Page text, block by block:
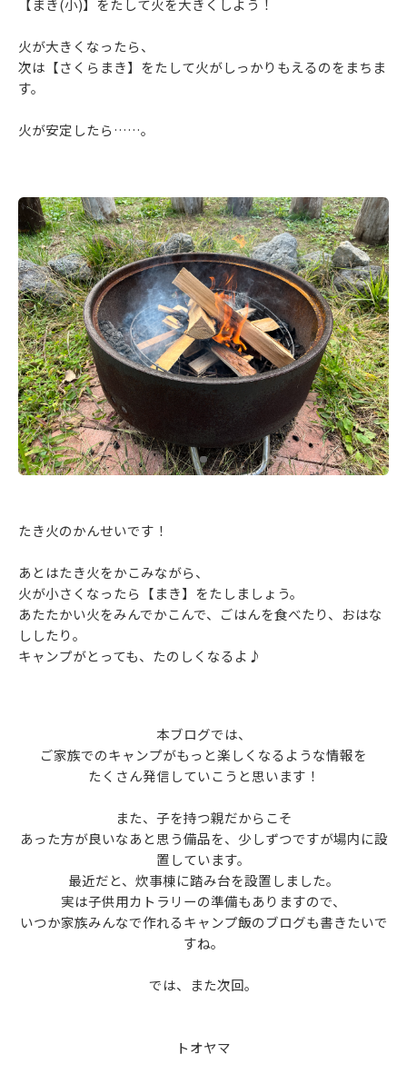
【まき(小)】をたして火を大きくしよう！
火が大きくなったら、
次は【さくらまき】をたして火がしっかりもえるのをまちま
す。
火が安定したら……。
たき火のかんせいです！
あとはたき火をかこみながら、
火が小さくなったら【まき】をたしましょう。
あたたかい火をみんでかこんで、ごはんを食べたり、おはな
ししたり。
キャンプがとっても、たのしくなるよ♪
本ブログでは、
ご家族でのキャンプがもっと楽しくなるような情報を
たくさん発信していこうと思います！
また、子を持つ親だからこそ
あった方が良いなあと思う備品を、少しずつですが場内に設
置しています。
最近だと、炊事棟に踏み台を設置しました。
実は子供用カトラリーの準備もありますので、
いつか家族みんなで作れるキャンプ飯のブログも書きたいで
すね。
では、また次回。
トオヤマ